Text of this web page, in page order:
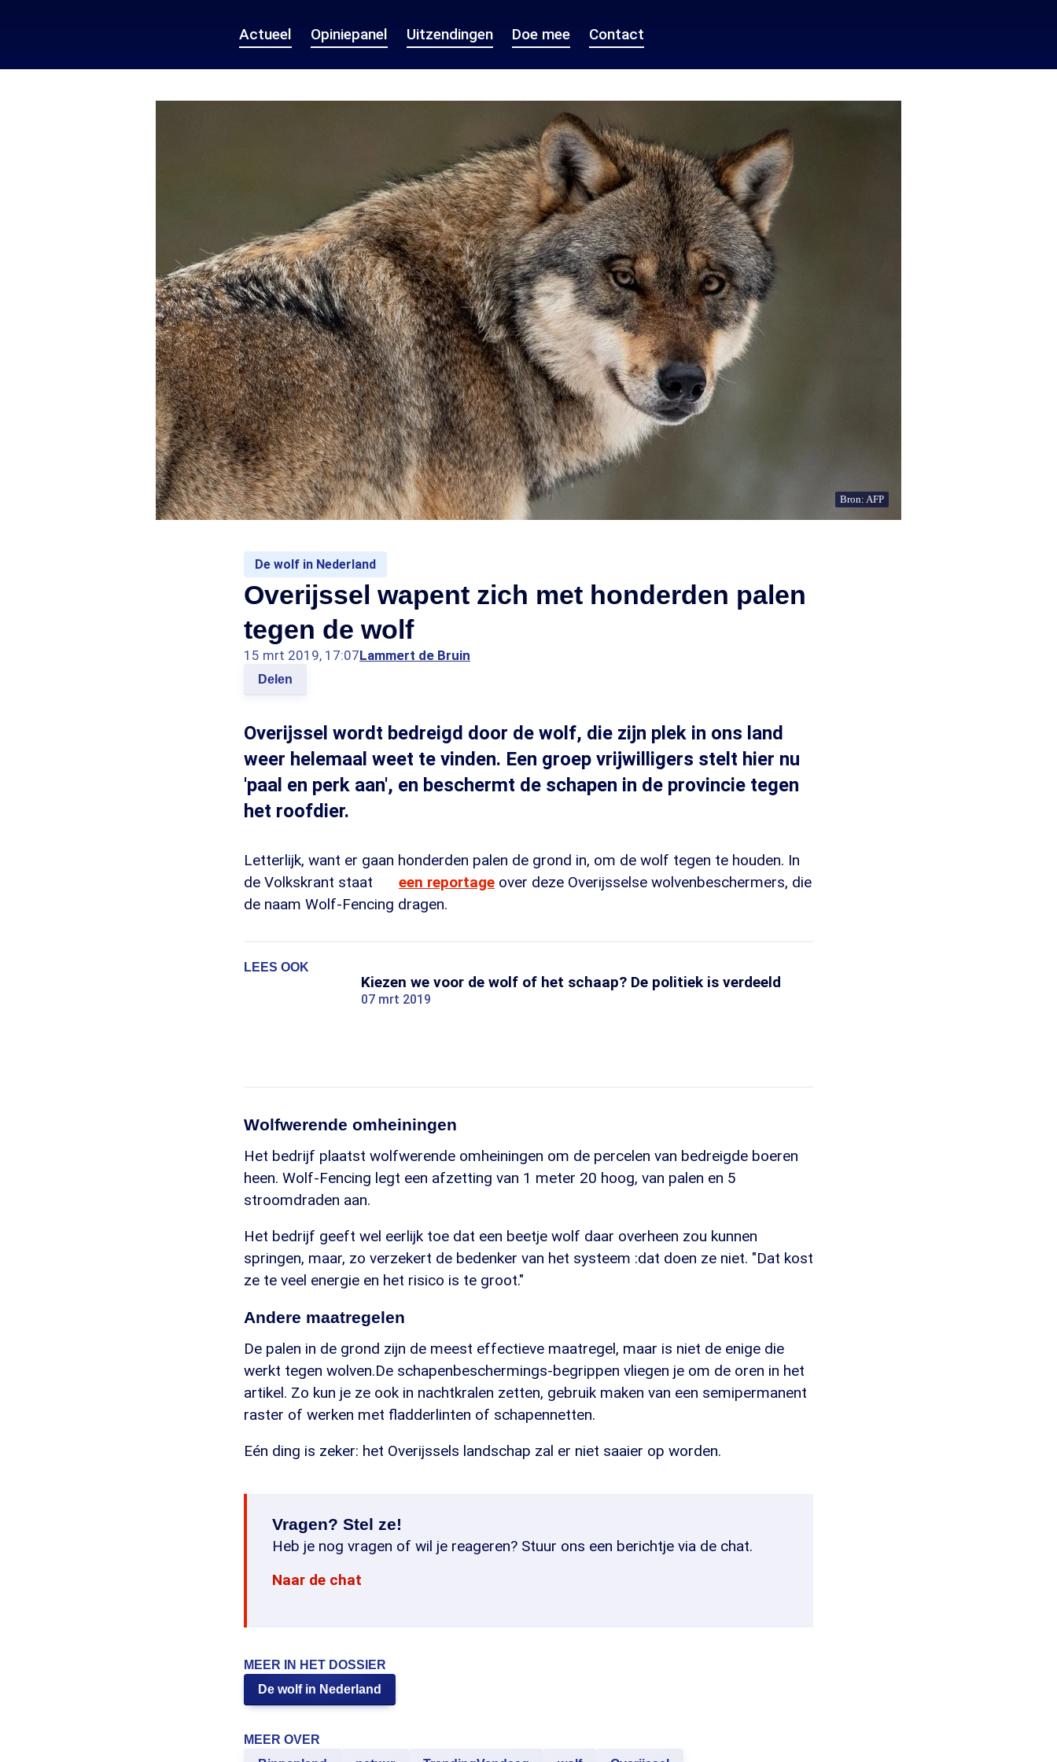
Actueel Opiniepanel Uitzendingen Doe mee Contact
Bron: AFP
De wolf in Nederland
Overijssel wapent zich met honderden palen
tegen de wolf
15 mrt 2019, 17:07Lammert de Bruin
Delen
Overijssel wordt bedreigd door de wolf, die zijn plek in ons land
weer helemaal weet te vinden. Een groep vrijwilligers stelt hier nu
'paal en perk aan', en beschermt de schapen in de provincie tegen
het roofdier.
Letterlijk, want er gaan honderden palen de grond in, om de wolf tegen te houden. In
de Volkskrant staat
een reportage over deze Overijsselse wolvenbeschermers, die
de naam Wolf-Fencing dragen.
LEES OOK
Kiezen we voor de wolf of het schaap? De politiek is verdeeld
07 mrt 2019
Wolfwerende omheiningen
Het bedrijf plaatst wolfwerende omheiningen om de percelen van bedreigde boeren
heen. Wolf-Fencing legt een afzetting van 1 meter 20 hoog, van palen en 5
stroomdraden aan.
Het bedrijf geeft wel eerlijk toe dat een beetje wolf daar overheen zou kunnen
springen, maar, zo verzekert de bedenker van het systeem :dat doen ze niet. "Dat kost
ze te veel energie en het risico is te groot."
Andere maatregelen
De palen in de grond zijn de meest effectieve maatregel, maar is niet de enige die
werkt tegen wolven.De schapenbeschermings-begrippen vliegen je om de oren in het
artikel. Zo kun je ze ook in nachtkralen zetten, gebruik maken van een semipermanent
raster of werken met fladderlinten of schapennetten.
Eén ding is zeker: het Overijssels landschap zal er niet saaier op worden.
Vragen? Stel ze!
Heb je nog vragen of wil je reageren? Stuur ons een berichtje via de chat.
Naar de chat
MEER IN HET DOSSIER
De wolf in Nederland
MEER OVER